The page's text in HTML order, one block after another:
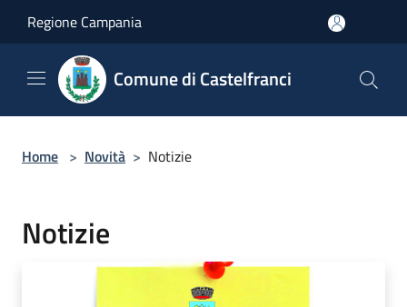
Regione Campania
Comune di Castelfranci
Home > Novità > Notizie
Notizie